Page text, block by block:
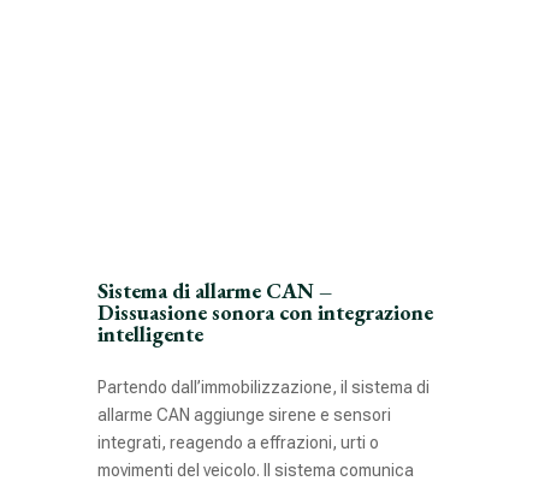
Sistema di allarme CAN –
Dissuasione sonora con integrazione
intelligente
Partendo dall’immobilizzazione, il sistema di
allarme CAN aggiunge sirene e sensori
integrati, reagendo a effrazioni, urti o
movimenti del veicolo. Il sistema comunica